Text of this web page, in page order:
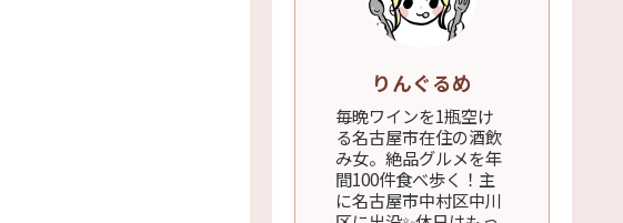
りんぐるめ
毎晩ワインを1瓶空け
る名古屋市在住の酒飲
み女。絶品グルメを年
間100件食べ歩く！主
に名古屋市中村区中川